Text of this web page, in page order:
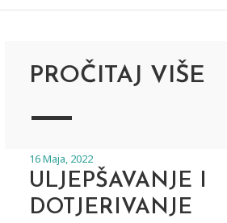
PROČITAJ VIŠE
16 Maja, 2022
ULJEPŠAVANJE I
DOTJERIVANJE